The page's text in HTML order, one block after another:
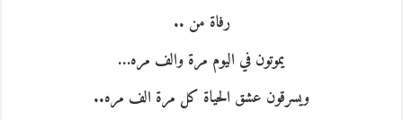
رفاة من ..
يموتون في اليوم مرة والف مره…
ويسرقون عشق الحياة كل مرة الف مره..